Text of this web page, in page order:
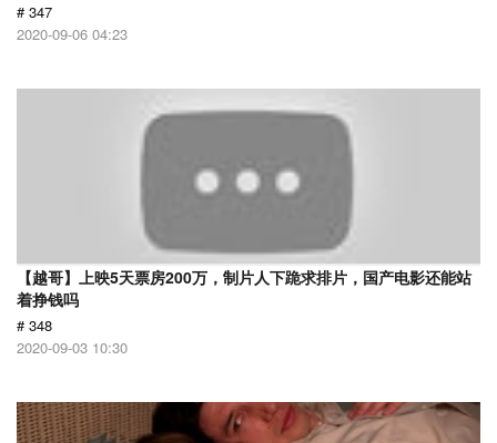
# 347
2020-09-06 04:23
【越哥】上映5天票房200万，制片人下跪求排片，国产电影还能站
着挣钱吗
# 348
2020-09-03 10:30